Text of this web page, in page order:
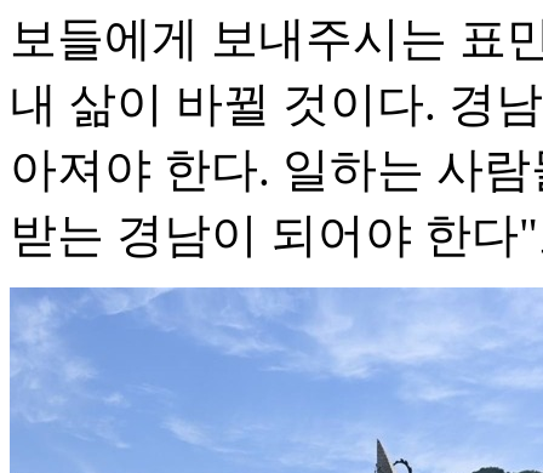
보들에게 보내주시는 표
내 삶이 바뀔 것이다. 경
아져야 한다. 일하는 사
받는 경남이 되어야 한다